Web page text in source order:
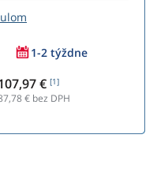
1-2 týždne
€ [1]
€ bez DPH